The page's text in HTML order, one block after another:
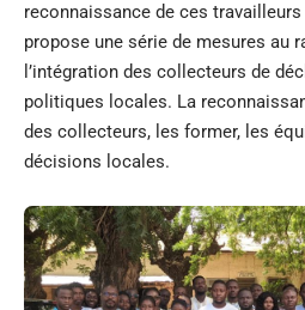
reconnaissance de ces
propose une série de mesures au
l’intégration des collecteurs de
politiques locales. La
des collecteurs, les former, les
décisions locales.